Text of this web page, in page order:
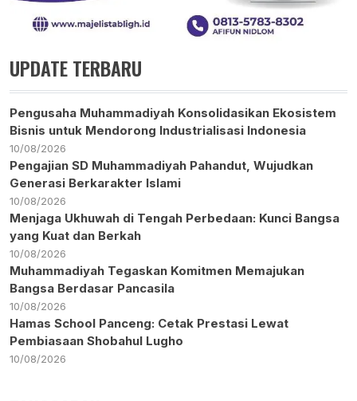
UPDATE TERBARU
Pengusaha Muhammadiyah Konsolidasikan Ekosistem
Bisnis untuk Mendorong Industrialisasi Indonesia
10/08/2026
Pengajian SD Muhammadiyah Pahandut, Wujudkan
Generasi Berkarakter Islami
10/08/2026
Menjaga Ukhuwah di Tengah Perbedaan: Kunci Bangsa
yang Kuat dan Berkah
10/08/2026
Muhammadiyah Tegaskan Komitmen Memajukan
Bangsa Berdasar Pancasila
10/08/2026
Hamas School Panceng: Cetak Prestasi Lewat
Pembiasaan Shobahul Lugho
10/08/2026